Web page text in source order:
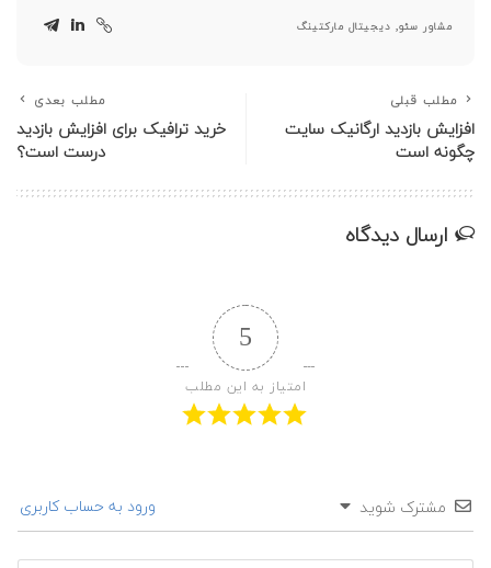
مشاور سئو, دیجیتال مارکتینگ
مطلب قبلی
افزایش بازدید ارگانیک سایت
چگونه است
مطلب بعدی
خرید ترافیک برای افزایش بازدید
درست است؟
ارسال دیدگاه
5
امتیاز به این مطلب
مشترک شوید ورود به حساب کاربری